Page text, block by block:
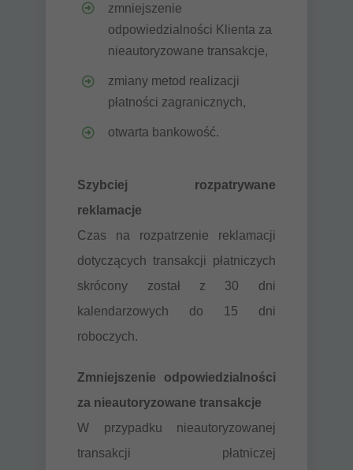
zmniejszenie
odpowiedzialności Klienta za
nieautoryzowane transakcje,
zmiany metod realizacji
płatności zagranicznych,
otwarta bankowość.
Szybciej rozpatrywane
reklamacje
Czas na rozpatrzenie reklamacji
dotyczących transakcji płatniczych
skrócony został z 30 dni
kalendarzowych do 15 dni
roboczych.
Zmniejszenie odpowiedzialności
za nieautoryzowane transakcje
W przypadku nieautoryzowanej
transakcji płatniczej